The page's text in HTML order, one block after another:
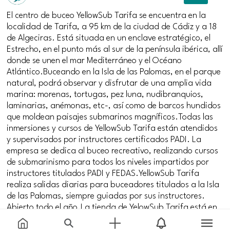
El centro de buceo YellowSub Tarifa se encuentra en la
localidad de Tarifa, a 95 km de la ciudad de Cádiz y a 18
de Algeciras. Está situada en un enclave estratégico, el
Estrecho, en el punto más al sur de la península ibérica, allí
donde se unen el mar Mediterráneo y el Océano
Atlántico.Buceando en la Isla de las Palomas, en el parque
natural, podrá observar y disfrutar de una amplia vida
marina: morenas, tortugas, pez luna, nudibranquios,
laminarias, anémonas, etc-, así como de barcos hundidos
que moldean paisajes submarinos magníficos.Todas las
inmersiones y cursos de YellowSub Tarifa están atendidos
y supervisados por instructores certificados PADI. La
empresa se dedica al buceo recreativo, realizando cursos
de submarinismo para todos los niveles impartidos por
instructores titulados PADI y FEDAS.YellowSub Tarifa
realiza salidas diarias para buceadores titulados a la Isla
de las Palomas, siempre guiadas por sus instructores.
Abierto todo el año.La tienda de YelowSub Tarifa está en
el Puerto de Tarifa, cerca del casco antiguo. Aquí tienen
un aula para dar clases, un sitio para limpiar y secar el